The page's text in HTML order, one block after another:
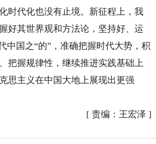
代化也没有止境。新征程上，我
好其世界观和方法论，坚持好、运
中国之“的”，准确把握时代大势，积
把握规律性，继续推进实践基础上
思主义在中国大地上展现出更强
[ 责编：王宏泽 ]